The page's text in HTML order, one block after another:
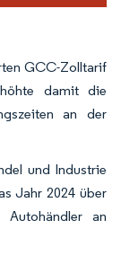
GCC-Zolltarif
damit die
an der
und Industrie
Jahr 2024 über
an